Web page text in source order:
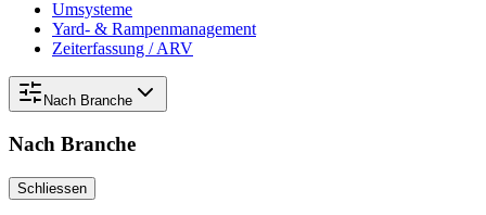
Umsysteme
Yard- & Rampenmanagement
Zeiterfassung / ARV
Nach Branche
Nach Branche
Schliessen